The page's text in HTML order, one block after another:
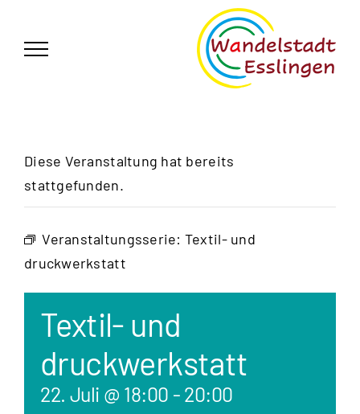
springen
Diese Veranstaltung hat bereits
stattgefunden.
Veranstaltungsserie: Textil- und
druckwerkstatt
Textil- und
druckwerkstatt
22. Juli @ 18:00 - 20:00